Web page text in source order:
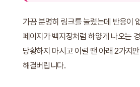
가끔 분명히 링크를 눌렀는데 반응이
페이지가 백지장처럼 하얗게 나오는
당황하지 마시고 이럴 땐 아래 2가지
해결버립니다.